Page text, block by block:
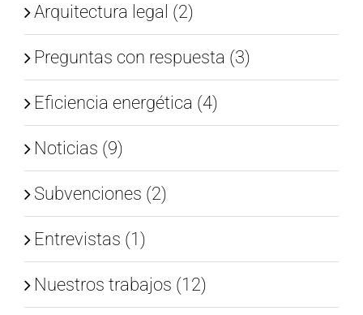
Arquitectura legal (2)
Preguntas con respuesta (3)
Eficiencia energética (4)
Noticias (9)
Subvenciones (2)
Entrevistas (1)
Nuestros trabajos (12)